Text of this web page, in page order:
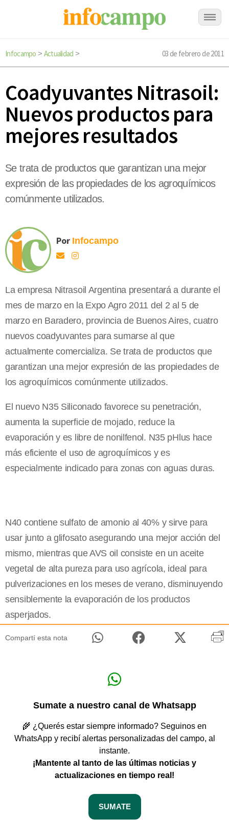
Infocampo > Actualidad > 03 de febrero de 2011
Coadyuvantes Nitrasoil:
Nuevos productos para
mejores resultados
Se trata de productos que garantizan una mejor
expresión de las propiedades de los agroquímicos
comúnmente utilizados.
Por Infocampo
La empresa Nitrasoil Argentina presentará a durante el
mes de marzo en la Expo Agro 2011 del 2 al 5 de
marzo en Baradero, provincia de Buenos Aires, cuatro
nuevos coadyuvantes para sumarse al que
actualmente comercializa. Se trata de productos que
garantizan una mejor expresión de las propiedades de
los agroquímicos comúnmente utilizados.
El nuevo N35 Siliconado favorece su penetración,
aumenta la superficie de mojado, reduce la
evaporación y es libre de nonilfenol. N35 pHlus hace
más eficiente el uso de agroquímicos y es
especialmente indicado para zonas con aguas duras.
N40 contiene sulfato de amonio al 40% y sirve para
usar junto a glifosato asegurando una mejor acción del
mismo, mientras que AVS oil consiste en un aceite
vegetal de alta pureza para uso agrícola, ideal para
pulverizaciones en los meses de verano, disminuyendo
sensiblemente la evaporación de los productos
asperjados.
Compartí esta nota
Sumate a nuestro canal de Whatsapp
🌾 ¿Querés estar siempre informado? Seguinos en
WhatsApp y recibí alertas personalizadas del campo, al
instante.
¡Mantente al tanto de las últimas noticias y
actualizaciones en tiempo real!
SUMATE